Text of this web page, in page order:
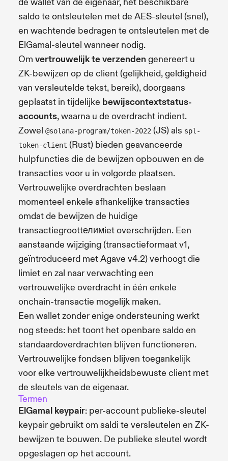
saldo te ontsleutelen met de AES-sleutel (snel),
en wachtende bedragen te ontsleutelen met de
ElGamal-sleutel wanneer nodig.
Om vertrouwelijk te verzenden genereert u
ZK-bewijzen op de client (gelijkheid, geldigheid
van versleutelde tekst, bereik), doorgaans
geplaatst in tijdelijke bewijscontextstatus-
accounts, waarna u de overdracht indient.
Zowel @solana-program/token-2022 (JS) als spl-
token-client (Rust) bieden geavanceerde
hulpfuncties die de bewijzen opbouwen en de
transacties voor u in volgorde plaatsen.
Vertrouwelijke overdrachten beslaan
momenteel enkele afhankelijke transacties
omdat de bewijzen de huidige
transactiegroottелимiet overschrijden. Een
aanstaande wijziging (transactieformaat v1,
geïntroduceerd met Agave v4.2) verhoogt die
limiet en zal naar verwachting een
vertrouwelijke overdracht in één enkele
onchain-transactie mogelijk maken.
Een wallet zonder enige ondersteuning werkt
nog steeds: het toont het openbare saldo en
standaardoverdrachten blijven functioneren.
Vertrouwelijke fondsen blijven toegankelijk
voor elke vertrouwelijkheidsbewuste client met
de sleutels van de eigenaar.
Termen
ElGamal keypair: per-account publieke-sleutel
keypair gebruikt om saldi te versleutelen en ZK-
bewijzen te bouwen. De publieke sleutel wordt
opgeslagen op het account.